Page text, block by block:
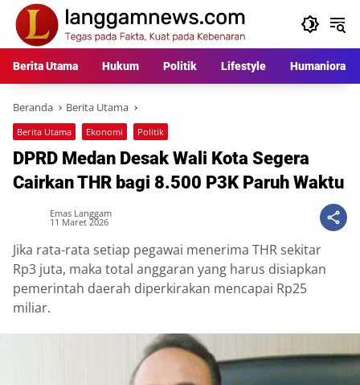
Langsung
konten
Berita Utama Hukum Politik Lifestyle Humaniora
Beranda Berita Utama
Berita Utama Ekonomi Politik
DPRD Medan Desak Wali Kota Segera
Cairkan THR bagi 8.500 P3K Paruh Waktu
Emas Langgam
11 Maret 2026
Jika rata-rata setiap pegawai menerima THR sekitar
Rp3 juta, maka total anggaran yang harus disiapkan
pemerintah daerah diperkirakan mencapai Rp25
miliar.